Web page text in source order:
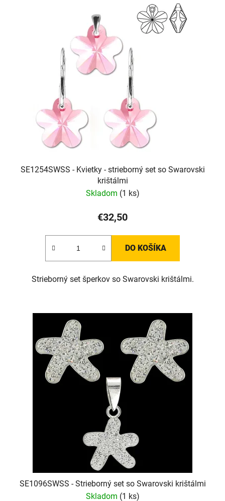
SE1254SWSS - Kvietky - strieborný set so Swarovski
krištálmi
Skladom (1 ks)
€32,50
DO KOŠÍKA
Strieborný set šperkov so Swarovski krištálmi.
SE1096SWSS - Strieborný set so Swarovski krištálmi
Skladom (1 ks)